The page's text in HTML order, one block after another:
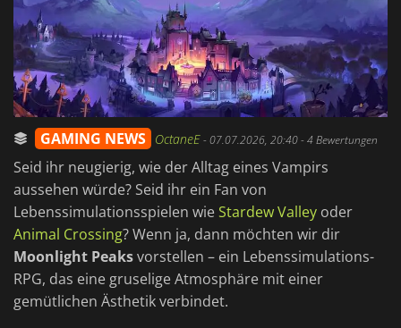
GAMING NEWS OctaneE-07.07.2026, 20:40- 4 Bewertungen
Seid ihr neugierig, wie der Alltag eines Vampirs
aussehen würde? Seid ihr ein Fan von
Lebenssimulationsspielen wieStardew Valley oder
Animal Crossing? Wenn ja, dann möchten wir dir
Moonlight Peaksvorstellen – ein Lebenssimulations-
RPG, das eine gruselige Atmosphäre mit einer
gemütlichen Ästhetik verbindet.